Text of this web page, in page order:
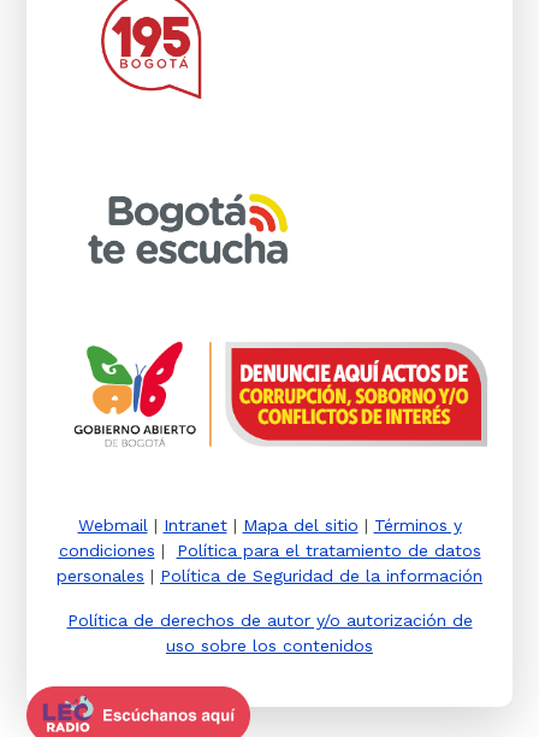
Webmail | Intranet| Mapa del sitio | Términos y
condiciones | Política para el tratamiento de datos
personales | Política de Seguridad de la información
Política de derechos de autor y/o autorización de
uso sobre los contenidos